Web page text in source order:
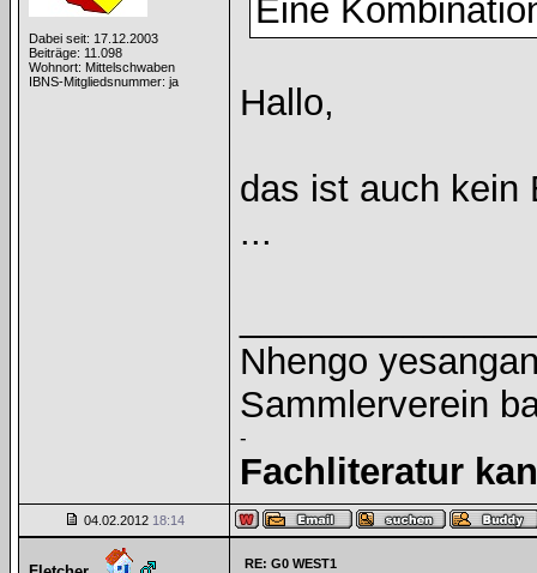
Dabei seit: 17.12.2003
Beiträge: 11.098
Wohnort: Mittelschwaben
IBNS-Mitgliedsnummer: ja
Eine
Hallo,
das ist auch kein
...
Nhengo
Sammlerverein
-
Fachliteratur
04.02.2012 18:14
RE: G0 WEST1